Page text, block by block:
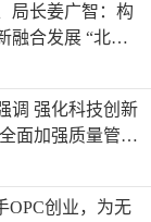
局长姜广智：构
融合发展 “北京
业化注入强劲
调 强化科技创新
面加强质量管理
OPC创业，为无